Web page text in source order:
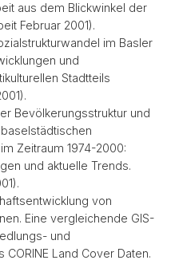
aus dem Blickwinkel der
Februar 2001).
im Basler
und
Stadtteils
Bevölkerungsstruktur und
Zeitraum 1974-2000:
und aktuelle Trends.
von
Eine vergleichende GIS-
und
Land Cover Daten.